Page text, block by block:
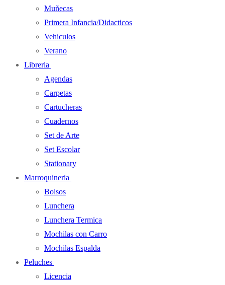
Muñecas
Primera Infancia/Didacticos
Vehiculos
Verano
Libreria
Agendas
Carpetas
Cartucheras
Cuadernos
Set de Arte
Set Escolar
Stationary
Marroquineria
Bolsos
Lunchera
Lunchera Termica
Mochilas con Carro
Mochilas Espalda
Peluches
Licencia